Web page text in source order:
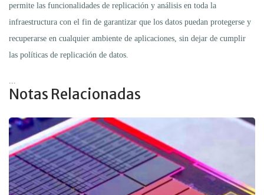
permite las funcionalidades de replicación y análisis en toda la
infraestructura con el fin de garantizar que los datos puedan protegerse y
recuperarse en cualquier ambiente de aplicaciones, sin dejar de cumplir
las políticas de replicación de datos.
Notas Relacionadas